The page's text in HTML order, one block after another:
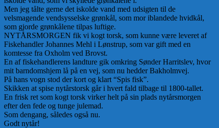
Men jeg tålte gerne det iskolde vand med udsigten til de
velsmagende vendsysselske grønkål, som mor iblandede hvidkål,
som gjorde grønkålene tilpas luftige.
NYTÅRSMORGEN fik vi kogt torsk, som kunne være leveret af
Fiskehandler Johannes Mehl i Lønstrup, som var gift med en
komtesse fra Oxholm ved Brovst.
En af fiskehandlerens landture gik omkring Sønder Harritslev, hvor
mit barndomshjem lå på en vej, som nu hedder Bakholmvej.
På hans vogn stod der kort og klart “Spis fisk”.
Skikken at spise nytårstorsk går i hvert fald tilbage til 1800-tallet.
En frisk ret som kogt torsk virker helt på sin plads nytårsmorgen
efter den fede og tunge julemad.
Som dengang, således også nu.
Godt nytår!